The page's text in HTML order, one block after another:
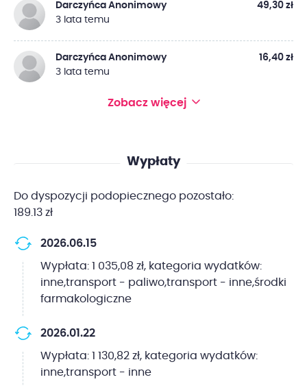
Darczyńca Anonimowy
3 lata temu
49,30 zł
Darczyńca Anonimowy
3 lata temu
16,40 zł
Zobacz więcej
Wypłaty
Do dyspozycji podopiecznego pozostało:
189.13 zł
2026.06.15
Wypłata: 1 035,08 zł, kategoria wydatków:
inne,transport - paliwo,transport - inne,środki
farmakologiczne
2026.01.22
Wypłata: 1 130,82 zł, kategoria wydatków:
inne,transport - inne